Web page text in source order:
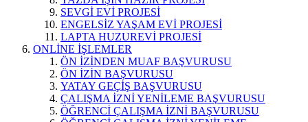
SEVGİ EVİ PROJESİ
ENGELSİZ YAŞAM EVİ PROJESİ
LAPTA HUZUREVİ PROJESİ
ONLİNE İŞLEMLER
ÖN İZİNDEN MUAF BAŞVURUSU
ÖN İZİN BAŞVURUSU
YATAY GEÇİŞ BAŞVURUSU
ÇALIŞMA İZNİ YENİLEME BAŞVURUSU
ÖĞRENCİ ÇALIŞMA İZNİ BAŞVURUSU